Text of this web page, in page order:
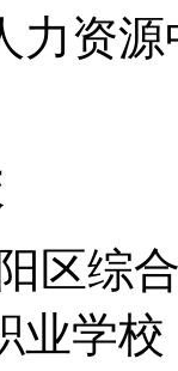
力资
区综
业学